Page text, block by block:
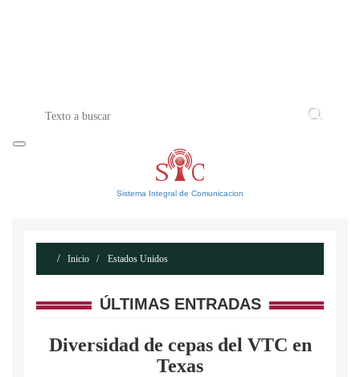
Sistema Integral de Comunicacion
Inicio Estados Unidos
ÚLTIMAS ENTRADAS
Diversidad de cepas del VTC en
Texas